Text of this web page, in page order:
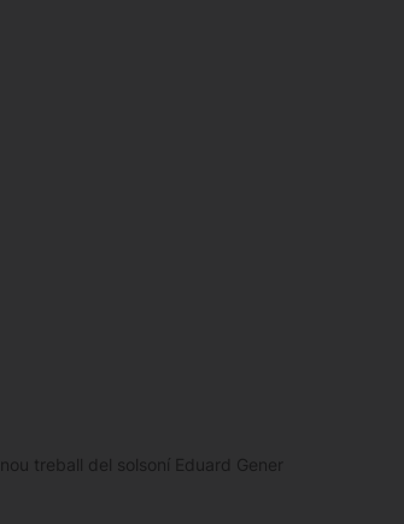
treball del solsoní Eduard Gener